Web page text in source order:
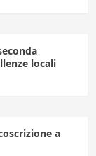
locali
a